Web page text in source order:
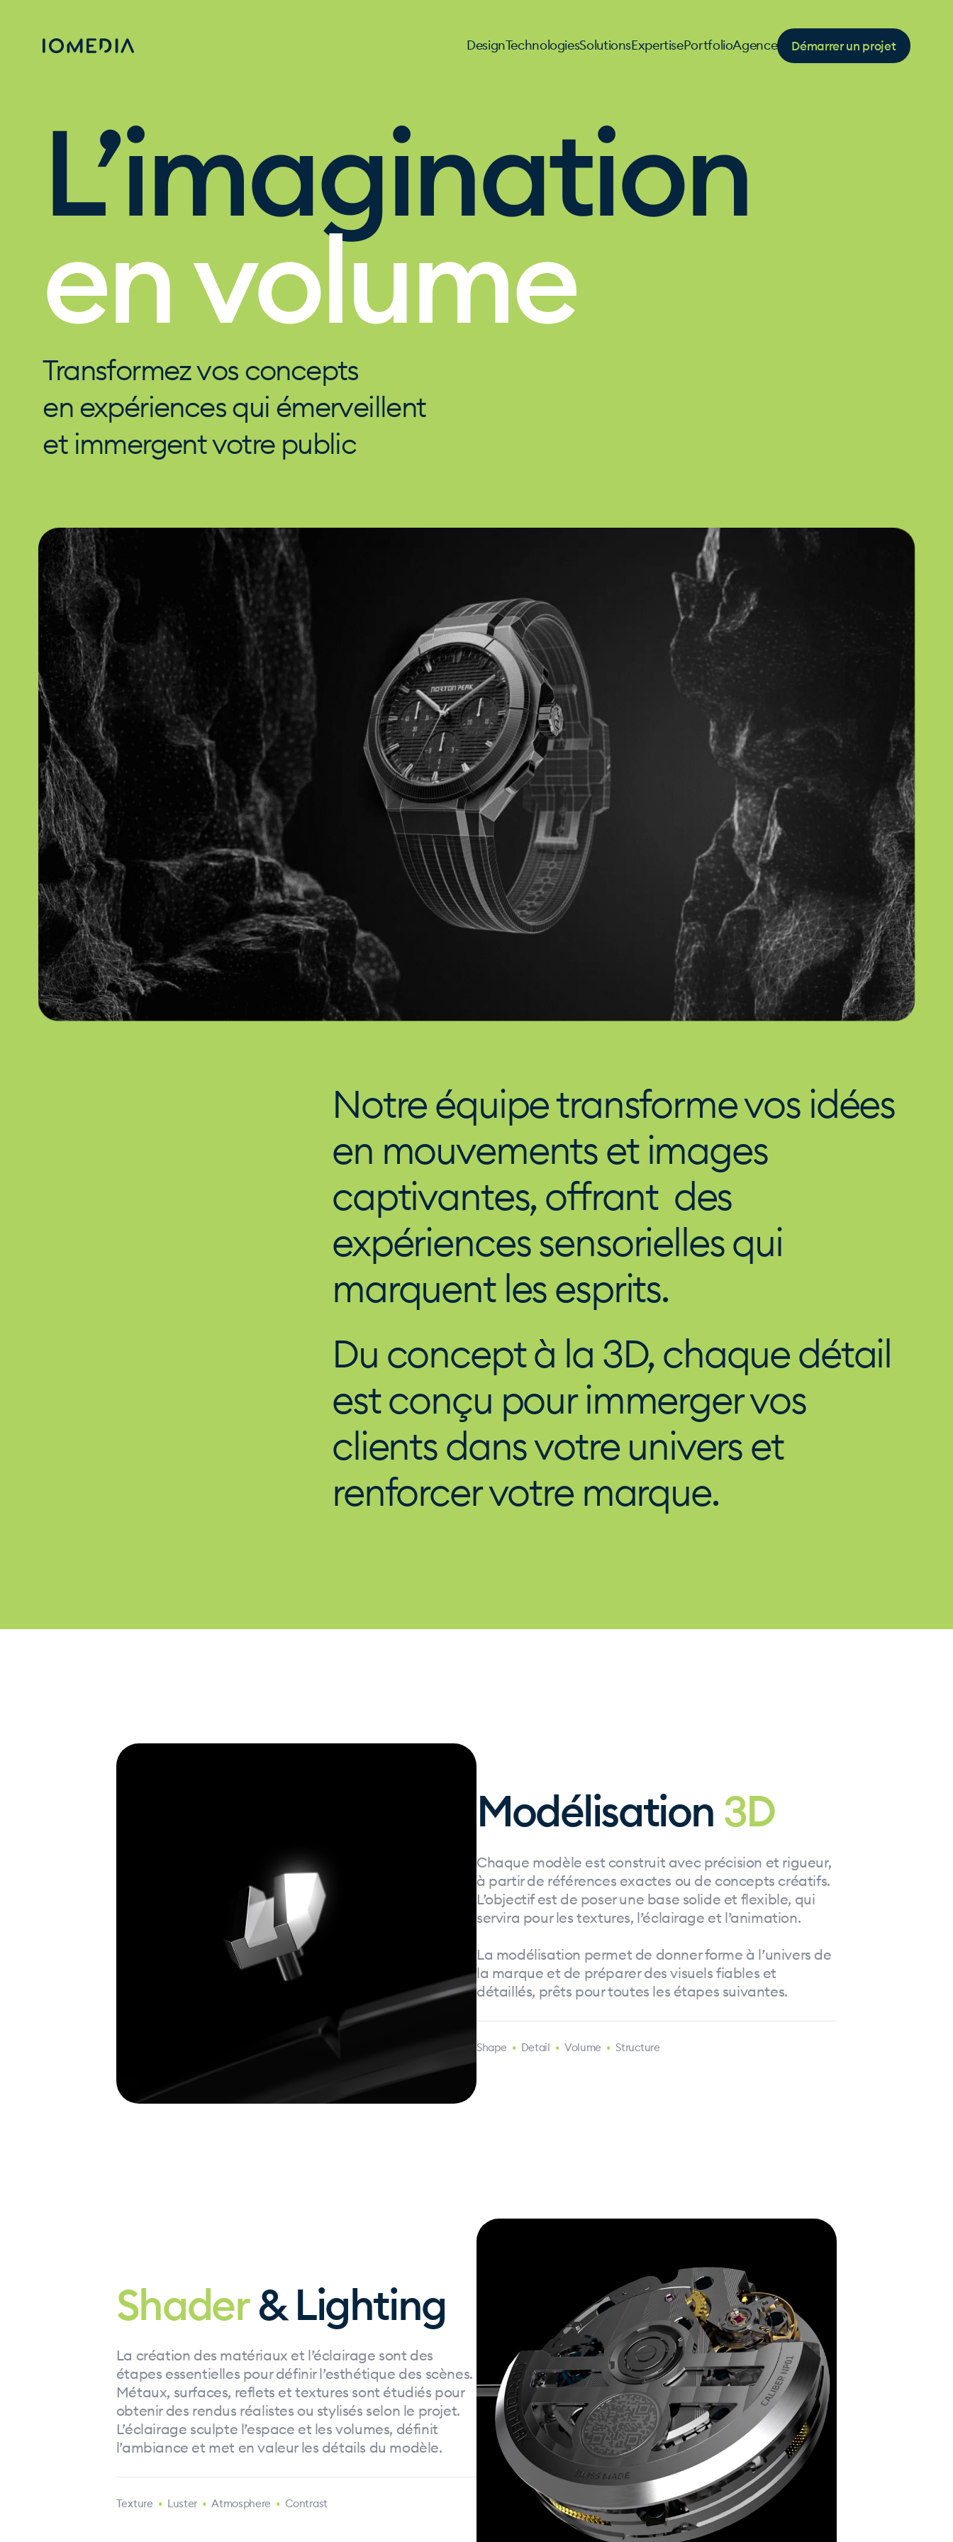
DesignTechnologiesSolutionsExpertisePortfolioAgence Démarrer un projet
L’imagination
en volume
Transformez vos concepts
en expériences qui émerveillent
et immergent votre public
Notre équipe transforme vos idées
en mouvements et images
captivantes, offrant des
expériences sensorielles qui
marquent les esprits.
Du concept à la 3D, chaque détail
est conçu pour immerger vos
clients dans votre univers et
renforcer votre marque.
Modélisation 3D
Chaque modèle est construit avec précision et rigueur,
à partir de références exactes ou de concepts créatifs.
L’objectif est de poser une base solide et flexible, qui
servira pour les textures, l’éclairage et l’animation.
La modélisation permet de donner forme à l’univers de
la marque et de préparer des visuels fiables et
détaillés, prêts pour toutes les étapes suivantes.
Shape • Detail • Volume •Structure
Shader& Lighting
La création des matériaux et l’éclairage sont des
étapes essentielles pour définir l’esthétique des scènes.
Métaux, surfaces, reflets et textures sont étudiés pour
obtenir des rendus réalistes ou stylisés selon le projet.
L’éclairage sculpte l’espace et les volumes, définit
l’ambiance et met en valeur les détails du modèle.
Texture • Luster •Atmosphere •Contrast